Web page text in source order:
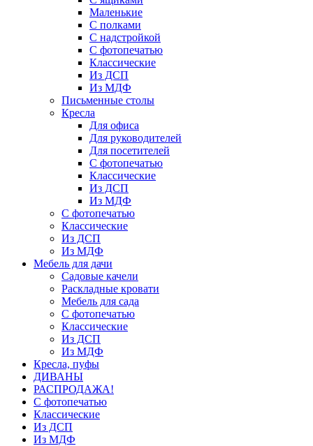
Маленькие
С полками
С надстройкой
С фотопечатью
Классические
Из ДСП
Из МДФ
Письменные столы
Кресла
Для офиса
Для руководителей
Для посетителей
С фотопечатью
Классические
Из ДСП
Из МДФ
С фотопечатью
Классические
Из ДСП
Из МДФ
Мебель для дачи
Садовые качели
Раскладные кровати
Мебель для сада
С фотопечатью
Классические
Из ДСП
Из МДФ
Кресла, пуфы
ДИВАНЫ
РАСПРОДАЖА!
С фотопечатью
Классические
Из ДСП
Из МДФ